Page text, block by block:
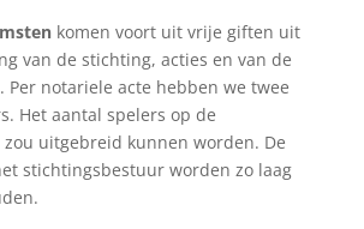
komen voort uit vrije giften uit
van de stichting, acties en van de
Per notariele acte hebben we twee
Het aantal spelers op de
uitgebreid kunnen worden. De
stichtingsbestuur worden zo laag